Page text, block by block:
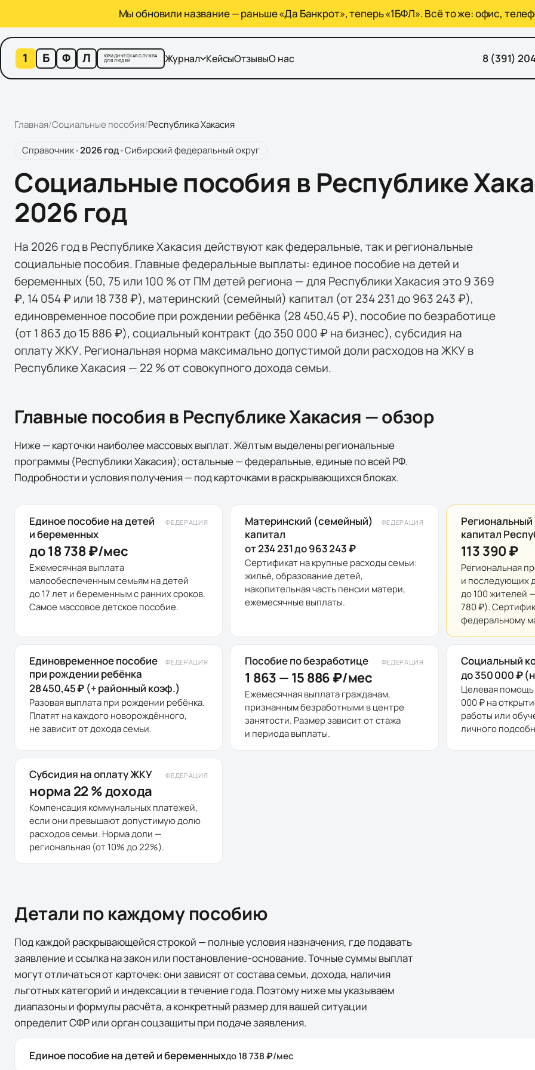
Мы обновили название — раньше «Да Банкрот», теперь «1БФЛ». Всё то же: офис,
1 Б Ф Л
ЮРИДИЧЕСКАЯ СЛУЖБА
ДЛЯ ЛЮДЕЙ
Журнал КейсыОтзывыО нас 8 (391)
Главная/Социальные пособия/Республика Хакасия
Справочник•2026 год•Сибирский федеральный округ
Социальные пособия в Республике
2026 год
На 2026 год в Республике Хакасия действуют как федеральные, так и региональные
социальные пособия. Главные федеральные выплаты: единое пособие на детей и
беременных (50, 75 или 100 % от ПМ детей региона — для Республики Хакасия это 9 369
₽, 14 054 ₽ или 18 738 ₽), материнский (семейный) капитал (от 234 231 до 963 243 ₽),
единовременное пособие при рождении ребёнка (28 450,45 ₽), пособие по безработице
(от 1 863 до 15 886 ₽), социальный контракт (до 350 000 ₽ на бизнес), субсидия на
оплату ЖКУ. Региональная норма максимально допустимой доли расходов на ЖКУ в
Республике Хакасия — 22 % от совокупного дохода семьи.
Главные пособия в Республике Хакасия— обзор
Ниже — карточки наиболее массовых выплат. Жёлтым выделенырегиональные
программы (Республики Хакасия); остальные — федеральные, единые по всей РФ.
Подробности и условия получения — под карточками в раскрывающихся блоках.
Единое пособие на детей
и беременных
ФЕДЕРАЦИЯ
до 18 738 ₽/мес
Ежемесячная выплата
малообеспеченным семьям на детей
до 17 лет и беременным с ранних сроков.
Самое массовое детское пособие.
Материнский (семейный)
капитал
ФЕДЕРАЦИЯ
от 234 231 до 963 243 ₽
Сертификат на крупные расходы семьи:
жильё, образование детей,
накопительная часть пенсии матери,
ежемесячные выплаты.
капитал
113 390 ₽
Региональная
и последующих
до 100 жителей
780 ₽).
федеральному
Единовременное пособие
при рождении ребёнка
ФЕДЕРАЦИЯ
28 450,45 ₽ (+ районный коэф.)
Разовая выплата при рождении ребёнка.
Платят на каждого новорождённого,
не зависит от дохода семьи.
Пособие по безработице ФЕДЕРАЦИЯ
1 863 — 15 886 ₽/мес
Ежемесячная выплата гражданам,
признанным безработными в центре
занятости. Размер зависит от стажа
и периода выплаты.
Социальный
до 350 000 ₽
Целевая
000 ₽ на
работы или
личного
Субсидия на оплату ЖКУ ФЕДЕРАЦИЯ
норма 22 % дохода
Компенсация коммунальных платежей,
если они превышают допустимую долю
расходов семьи. Норма доли —
региональная (от 10% до 22%).
Детали по каждому пособию
Под каждой раскрывающейся строкой — полные условия назначения, где подавать
заявление и ссылка на закон или постановление-основание. Точные суммы выплат
могут отличаться от карточек: они зависят от состава семьи, дохода, наличия
льготных категорий и индексации в течение года. Поэтому ниже мы указываем
диапазоны и формулы расчёта, а конкретный размер для вашей ситуации
определит СФР или орган соцзащиты при подаче заявления.
Единое пособие на детей и беременныхдо 18 738 ₽/мес